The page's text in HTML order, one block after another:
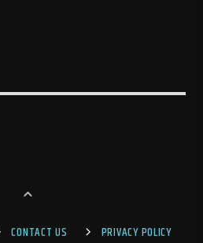
CONTACT US PRIVACY POLICY